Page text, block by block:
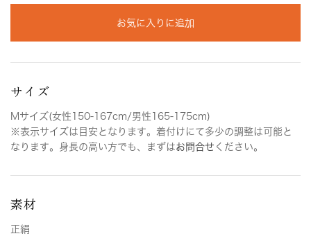
お気に入りに追加
サイズ
Mサイズ(女性150-167cm/男性165-175cm)
※表示サイズは目安となります。着付けにて多少の調整は可能と
なります。身長の高い方でも、まずはお問合せ ください。
素材
正絹